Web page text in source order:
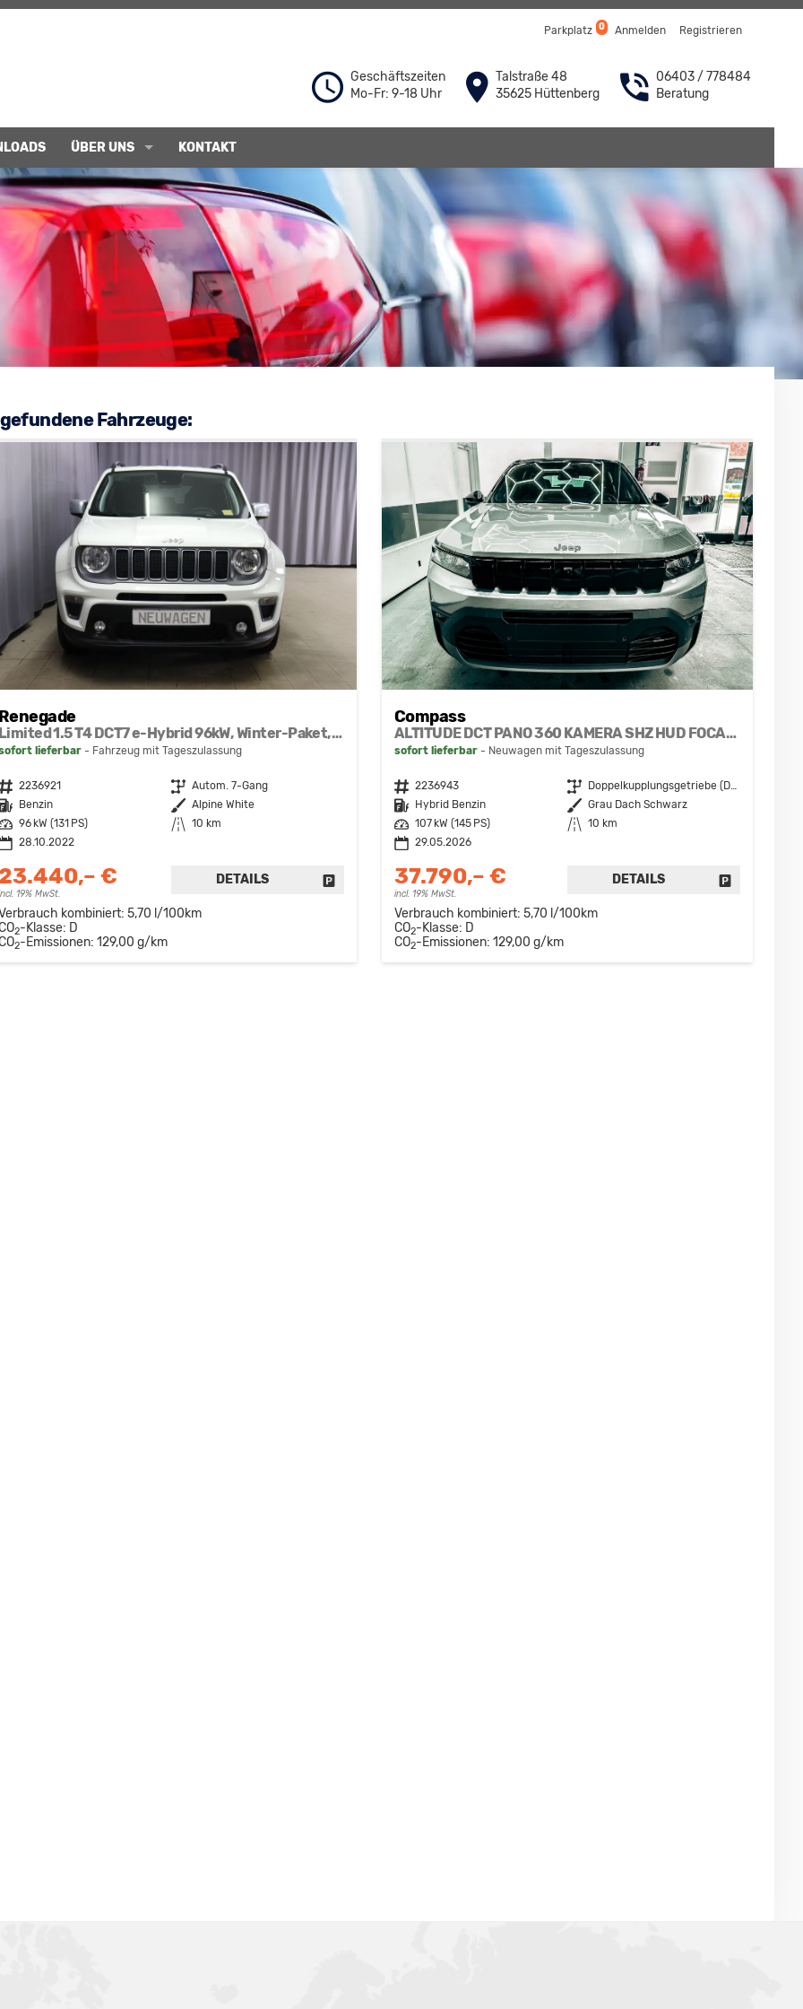
Parkplatz 0 Anmelden Registrieren
Geschäftszeiten
Mo-Fr: 9-18 Uhr
Talstraße 48
35625 Hüttenberg
06403 / 778484
Beratung
ÜBER UNS KONTAKT
Fahrzeuge:
Limited 1.5 T4 DCT7 e-Hybrid 96kW, Winter-Paket, 8.4"-Navigationssystem, Radio DAB, AppleCarPlay&AndroidAuto, Tempomat, LaneSense, Lichtsensor, Nebelscheinwerfer, 17"-Leichtmetallfelgen, uvm.
lieferbar Fahrzeug mit Tageszulassung
Fahrzeugnr. 2236921 Getriebe Autom. 7-Gang
Kraftstoff
Benzin Außenfarbe Alpine White
Leistung
96 kW (131 PS) Kilometerstand
10 km
28.10.2022
€
19% MwSt.
DETAILS FAHRZEUG DRUCKEN, PARKEN ODER VERGLEICHEN
kombiniert: 5,70 l/100km
2-Klasse: D
2-Emissionen: 129,00 g/km
Compass
ALTITUDE DCT PANO 360 KAMERA SHZ HUD FOCAL BSD EL.HECKKLAPPE ACC
sofort lieferbar Neuwagen mit Tageszulassung
Fahrzeugnr. 2236943 Getriebe
Doppelkupplungsgetriebe (DSG)
Kraftstoff
Hybrid Benzin Außenfarbe Grau Dach Schwarz
Leistung
107 kW (145 PS) Kilometerstand
10 km
29.05.2026
37.790,– €
incl. 19% MwSt.
DETAILS FAHRZEUG
Verbrauch kombiniert: 5,70 l/100km
CO2-Klasse: D
CO2-Emissionen: 129,00 g/km